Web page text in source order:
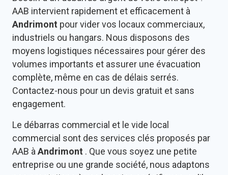
AAB intervient rapidement et efficacement à
Andrimont pour vider vos locaux commerciaux,
industriels ou hangars. Nous disposons des
moyens logistiques nécessaires pour gérer des
volumes importants et assurer une évacuation
complète, même en cas de délais serrés.
Contactez-nous pour un devis gratuit et sans
engagement.
Le débarras commercial et le vide local
commercial sont des services clés proposés par
AAB à Andrimont . Que vous soyez une petite
entreprise ou une grande société, nous adaptons